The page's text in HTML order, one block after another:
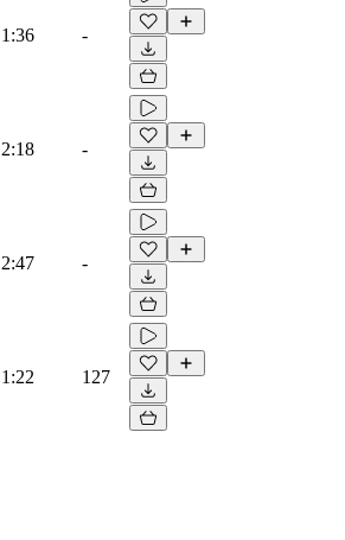
1:36 -
2:18 -
2:47 -
1:22 127